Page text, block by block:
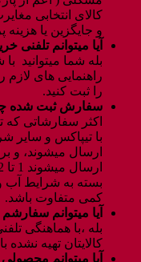
کالای انتخابی
و جایگزین یا
آیا میتوانم تلفنی
بله شما میتوانید
راهنمایی های
را ثبت کنید.
سفارش ثبت شده
اکثر سفارشاتی
ارسال میشوند، و
بسته به شرایط آب
کمی متفاوت باشد.
آیا میتوانم
بله ،با هماهنگی
کالایتان تهیه
آیا میتوانم